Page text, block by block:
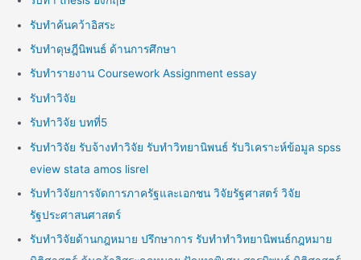
รับทำค้นคว้าอิสระ
รับทำดุษฎีนิพนธ์ ด้านการศึกษา
รับทำรายงาน Coursework Assignment essay
รับทำวิจัย
รับทำวิจัย บทที่5
รับทำวิจัย รับจ้างทำวิจัย รับทำวิทยานิพนธ์ รับวิเคราะห์ข้อมูล spss
eview stata amos lisrel
รับทำวิจัยการจัดการภาครัฐและเอกชน วิจัยรัฐศาสตร์ วิจัย
รัฐประศาสนศาสตร์
รับทำวิจัยด้านกฎหมาย ปรึกษาการ รับทำทำวิทยานิพนธ์กฎหมาย